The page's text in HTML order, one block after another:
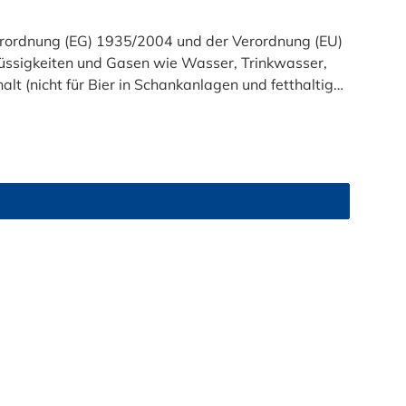
(nicht für Bier in Schankanlagen und fetthaltige